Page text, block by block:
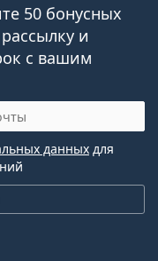
50 бонусных
и
с вашим
данных для